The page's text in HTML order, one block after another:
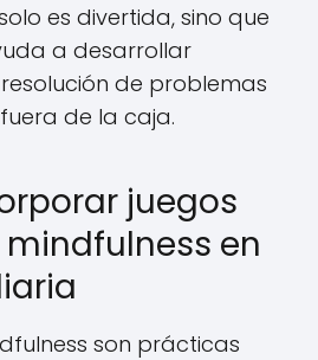
es divertida, sino que
a desarrollar
de problemas
de la caja.
juegos
en
son prácticas